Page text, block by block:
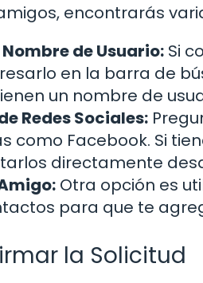
encontrarás
de Usuario: Si
en la barra de
un nombre de
Redes Sociales:
como Facebook. Si
directamente
Otra opción es
para que te
la Solicitud